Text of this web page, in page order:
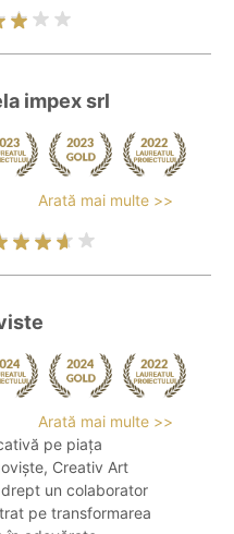
impex srl
Arată mai multe >>
Arată mai multe >>
pe piața
Creativ Art
un colaborator
pe transformarea